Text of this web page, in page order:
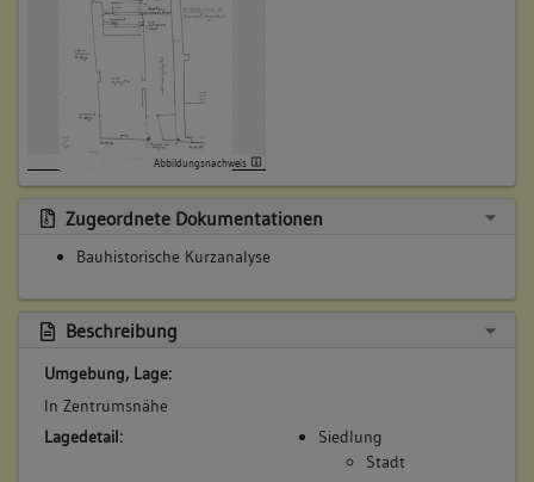
Abbildungsnachweis
Zugeordnete Dokumentationen
Bauhistorische Kurzanalyse
Beschreibung
Umgebung, Lage:
In Zentrumsnähe
Lagedetail:
Siedlung
Stadt